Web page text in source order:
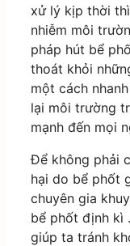
xử lý kịp thời
nhiễm môi
pháp hút bể
thoát khỏi
một cách
lại môi trường
mạnh đến mọi
Để không phải
hại do bể phốt
chuyên gia
bể phốt định kì
giúp ta tránh